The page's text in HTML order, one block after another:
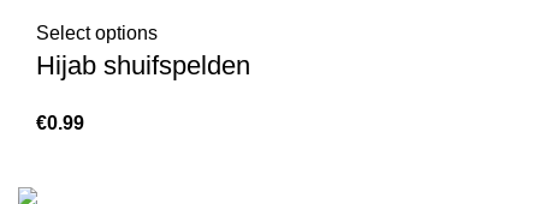
Select options
Hijab shuifspelden
€0.99